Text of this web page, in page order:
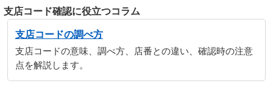
支店コード確認に役立つコラム
支店コードの調べ方
支店コードの意味、調べ方、店番との違い、確認時の注意
点を解説します。